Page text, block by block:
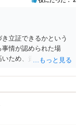
立証できるかという
情が認められた場
ため、責任割合は、
います。